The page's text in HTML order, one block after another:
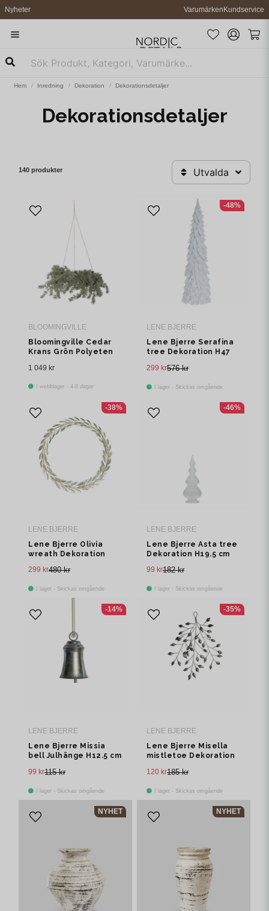
Nyheter VarumärkenKundservice
Hem Inredning Dekoration Dekorationsdetaljer
Dekorationsdetaljer
140 produkter Utvalda
BLOOMINGVILLE
Bloomingville Cedar
Krans Grön Polyeten
1 049 kr
I webblager - 4-8 dagar
LENE BJERRE
Lene Bjerre Serafina
tree Dekoration H47
576 kr
299 kr
I lager - Skickas omgående
-48%
LENE BJERRE
Lene Bjerre Olivia
wreath Dekoration
480 kr
299 kr
I lager - Skickas omgående
-38%
LENE BJERRE
Lene Bjerre Asta tree
Dekoration H19.5 cm
182 kr
99 kr
I lager - Skickas omgående
-46%
LENE BJERRE
Lene Bjerre Missia
bell Julhänge H12.5 cm
115 kr
99 kr
I lager - Skickas omgående
-14%
LENE BJERRE
Lene Bjerre Misella
mistletoe Dekoration
185 kr
120 kr
I lager - Skickas omgående
-35%
NYHET NYHET